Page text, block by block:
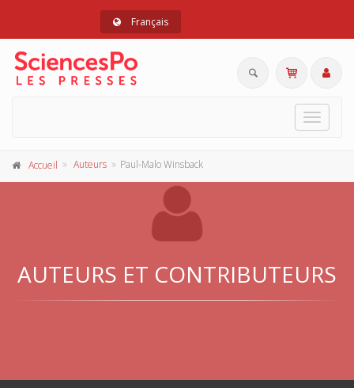
Français
Toggle
Accueil Auteurs Paul-Malo Winsback
AUTEURS ET CONTRIBUTEURS